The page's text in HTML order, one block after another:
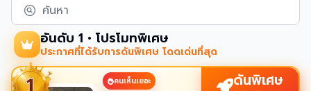
ค้นหา
อันดับ 1 • โปรโมทพิเศษ
ประกาศที่ได้รับการดันพิเศษ โดดเด่นที่สุด
คนเห็นเยอะ ดันพิเศษ